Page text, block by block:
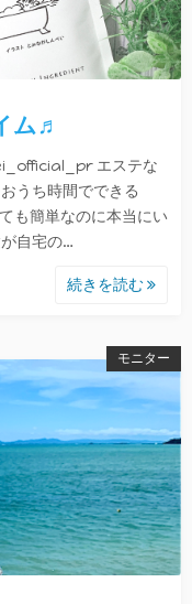
ム♬
エステな
うち時間でできる
も簡単なのに本当にい
自宅の…
続きを読む
モニター